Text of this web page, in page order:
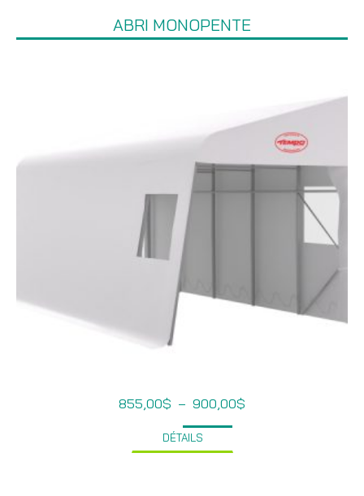
ABRI MONOPENTE
855,00$ – 900,00$
DÉTAILS